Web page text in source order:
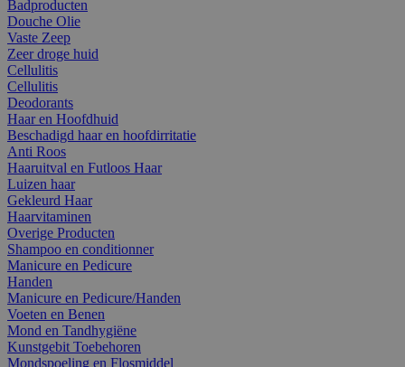
Badproducten
Douche Olie
Vaste Zeep
Zeer droge huid
Cellulitis
Cellulitis
Deodorants
Haar en Hoofdhuid
Beschadigd haar en hoofdirritatie
Anti Roos
Haaruitval en Futloos Haar
Luizen haar
Gekleurd Haar
Haarvitaminen
Overige Producten
Shampoo en conditionner
Manicure en Pedicure
Handen
Manicure en Pedicure/Handen
Voeten en Benen
Mond en Tandhygiëne
Kunstgebit Toebehoren
Mondspoeling en Flosmiddel